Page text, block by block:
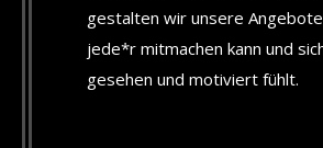
gestalten wir unsere
jede*r mitmachen kann und
gesehen und motiviert fühlt.